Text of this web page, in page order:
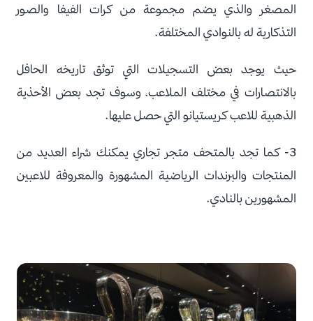
المصغر والذي يضم مجموعة من كرات الفيفا والصور
التذكارية له بالنوادي المختلفة.
حيث يوجد بعض التسجيلات التي توثق تاريخه الحافل
بالانتصارات في مختلف الملاعب، وسوف تجد بعض الأحذية
الذهبية للاعب كريستيانو التي حصل عليها.
3- كما تجد بالمتحف متجر تجاري يمكنك شراء العديد من
المنتجات والبرندات الرياضية المشهورة والمعروفة للاعبين
المشهورين بالنادي.